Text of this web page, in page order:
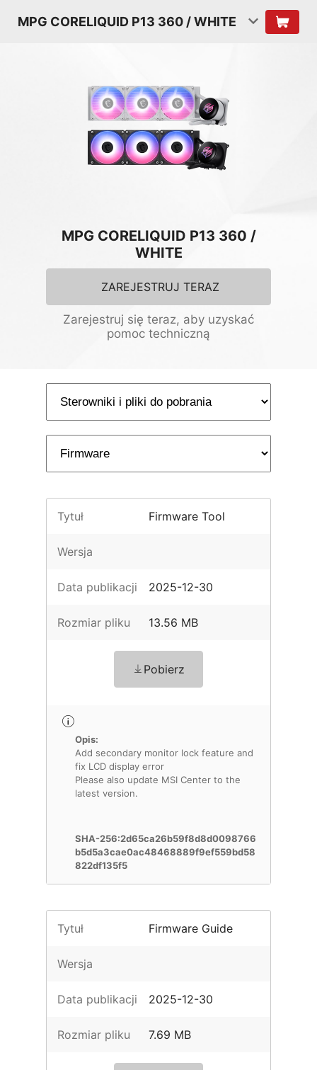
MPG CORELIQUID P13 360 / WHITE
MPG CORELIQUID P13 360 /
WHITE
ZAREJESTRUJ TERAZ
Zarejestruj się teraz, aby uzyskać
pomoc techniczną
Tytuł Firmware Tool
Wersja
Data publikacji 2025-12-30
Rozmiar pliku 13.56 MB
Pobierz
Opis:
Add secondary monitor lock feature and
fix LCD display error
Please also update MSI Center to the
latest version.
SHA-256:2d65ca26b59f8d8d0098766
b5d5a3cae0ac48468889f9ef559bd58
822df135f5
Tytuł Firmware Guide
Wersja
Data publikacji 2025-12-30
Rozmiar pliku 7.69 MB